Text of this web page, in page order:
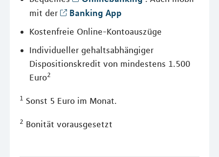
mit der
Banking App
Kostenfreie Online-Kontoauszüge
Individueller gehaltsabhängiger
Dispositionskredit von mindestens 1.500
Euro2
1 Sonst 5 Euro im Monat.
2 Bonität vorausgesetzt